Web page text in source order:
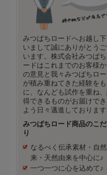
みつばちロードへお越し下
いまして誠にありがとう
います。株式会社みつばち
ードはこれまでのお客様か
の意見と我々みつばちロー
が積み重ねてきた経験をも
に、なんども試作を重ね
得できるものがお届けでき
よう日々邁進しております
みつばちロード商品のこ
り
なるべく伝承素材・自
来・天然由来を中心に♪
一つ一つに心を込めて♪